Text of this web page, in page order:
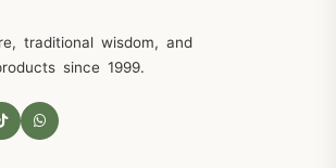
traditional wisdom, and
since 1999.